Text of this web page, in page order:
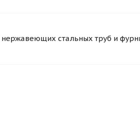
нержавеющих стальных труб и